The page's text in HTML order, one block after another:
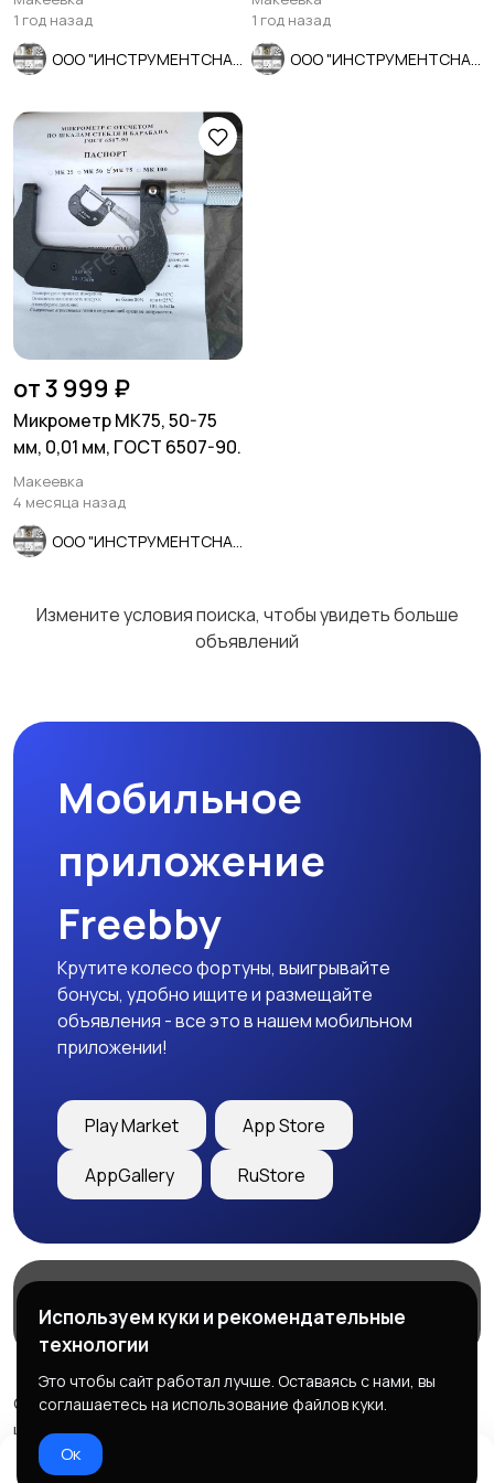
1 год назад
1 год назад
от 3 999 ₽
Микрометр МК75, 50-75
мм, 0,01 мм, ГОСТ 6507-90.
Макеевка
4 месяца назад
Измените условия поиска, чтобы увидеть больше
объявлений
Мобильное
приложение
Freebby
Крутите колесо фортуны, выигрывайте
бонусы, удобно ищите и размещайте
объявления - все это в нашем мобильном
приложении!
Play Market App Store
AppGallery RuStore
Служба поддержки
© 2026 Freebby - Сервис бесплатных объявлений ДНР
и ЛНР
Правила сервиса
Используем куки и рекомендательные
технологии
Это чтобы сайт работал лучше. Оставаясь с нами, вы
соглашаетесь на использование файлов куки.
Ок